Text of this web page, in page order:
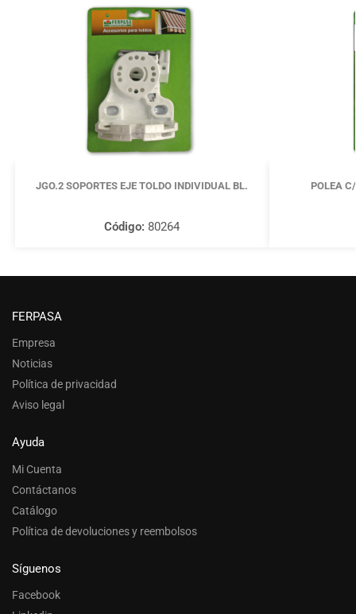
JGO.2 SOPORTES EJE TOLDO INDIVIDUAL BL.
Código: 80264
POLEA
FERPASA
Empresa
Noticias
Política de privacidad
Aviso legal
Ayuda
Mi Cuenta
Contáctanos
Catálogo
Política de devoluciones y reembolsos
Síguenos
Facebook